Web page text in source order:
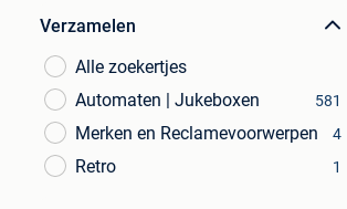
Verzamelen
Alle zoekertjes
Automaten | Jukeboxen
581
Merken en Reclamevoorwerpen 4
Retro 1